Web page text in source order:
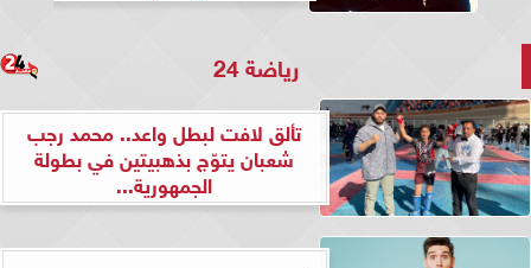
رياضة 24
تألق لافت لبطل واعد.. محمد رجب
شعبان يتوّج بذهبيتين في بطولة
الجمهورية...